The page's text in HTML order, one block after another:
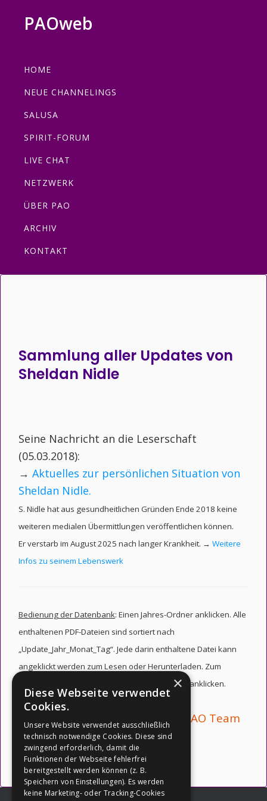
Hauptnavigation
Inhalt
FußzeilePAOweb
AktivierungsOrganisation)
HOME
NEUE CHANNELINGS
SALUSA
SPIRIT-FORUM
LIVE CHAT
NETZWERK
ÜBER PAO
ARCHIV
KONTAKT
Sammlung aller Updates von
Sheldan Nidle
Seine Nachricht an die Leserschaft
(05.03.2018):
→ Aktuelles zur persönlichen Situation von
Sheldan Nidle.
S. Nidle hat aus gesundheitlichen Gründen Ende 2018 keine
weiteren medialen Übermittlungen veröffentlichen können.
Er verstarb im August 2025 nach langer Krankheit. → Weitere
Infos zu seinem Lebenswerk
Bedienung der Datenbank: Einen Jahres-Ordner anklicken. Alle
enthaltenen PDF-Dateien sind sortiert nach
„Update_Jahr_Monat_Tag“. Jede darin enthaltene Datei kann
angeklickt werden zum Lesen oder Herunterladen. Zum
Schließen eines Jahres-Ordners diesen erneut anklicken.
Deutsche Übersetzungen vom PAO Team
(Martin Gadow).
×
Diese Webseite verwendet
Cookies.
Unsere Website verwendet ausschließlich
technisch notwendige Cookies. Diese sind
zwingend erforderlich, damit die
Funktionen der Webseite fehlerfrei
bereitgestellt werden können (z. B.
Speichern von Einstellungen). Es werden
keine Marketing- oder Tracking-Cookies